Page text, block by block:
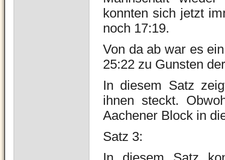
konnten sich jetzt
noch 17:19.
Von da ab war es
25:22 zu Gunsten
In diesem Satz
ihnen steckt.
Aachener Block in
Satz 3: